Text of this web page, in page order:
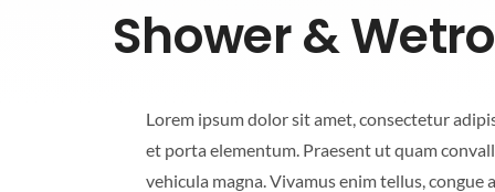
Shower &
Lorem ipsum dolor sit amet, consectetur
et porta elementum. Praesent ut quam
vehicula magna. Vivamus enim tellus,
Curabitur ac vestibulum mi, sed sollicitudin
metus vitae, placerat volutpat magna. Maecenas
ac pellentesque purus, nec dictum tortor. Ut